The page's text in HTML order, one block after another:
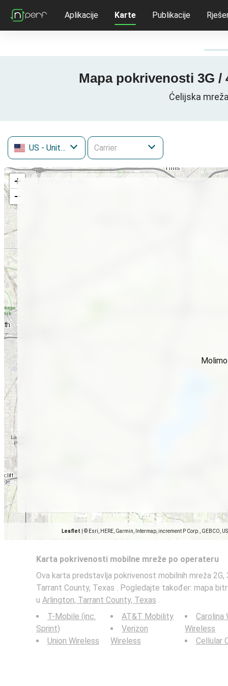
Aplikacije Karte Publikacije
Mapa pokrivenosti 3G /
Ćelijska
US - United States
+
−
Leaflet © Esri, HERE, Garmin, Intermap, increment P Corp., GEBCO,
Karta pokrivenosti mobilne mreže po operateru
Ova karta predstavlja pokrivenost mobilnih mreža 2G,
Tarrant County, Texas . Pogledajte također: mapa
u Arlington, Tarrant County, Texas .
T-Mobile (inc.
Sprint)
Union Wireless
AT&T Mobility
Verizon
Wireless
Carolina
Wireless
Cellular